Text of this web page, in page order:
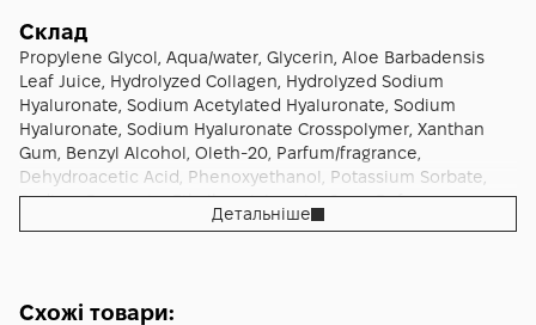
чітким позиціонуванням на заповнення зморшок,
відновлення еластичності та миттєве зволоження, —
Utsukusy Wrinkle Filler Mask 1 шт поєднує зрозумілий ефект
«одразу» й накопичувальну дію при регулярному
використанні, залишаючись комфортною для щоденної
шкіри міста.
Склад
Propylene Glycol, Aqua/water, Glycerin, Aloe Barbadensis
Leaf Juice, Hydrolyzed Collagen, Hydrolyzed Sodium
Hyaluronate, Sodium Acetylated Hyaluronate, Sodium
Hyaluronate, Sodium Hyaluronate Crosspolymer, Xanthan
Gum, Benzyl Alcohol, Oleth-20, Parfum/fragrance,
Dehydroacetic Acid, Phenoxyethanol, Potassium Sorbate,
Sodium Benzoate, Ethylhexylglycerin. Cpnp Reference:
Детальніше
Схожі товари: